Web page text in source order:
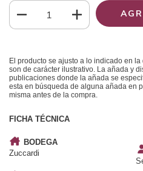
El producto se ajusto a lo indicado en
son de carácter ilustrativo. La añada y
publicaciones donde la añada se
esta en búsqueda de alguna añada en
misma antes de la compra.
FICHA TÉCNICA
BODEGA
Zuccardi